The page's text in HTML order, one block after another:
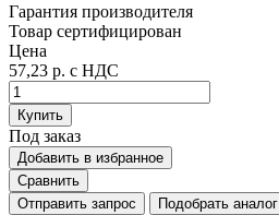
Гарантия производителя
Товар сертифицирован
Цена
57,23 р. с НДС
Купить
Под заказ
Добавить в избранное
Сравнить
Отправить запрос
Подобрать аналог